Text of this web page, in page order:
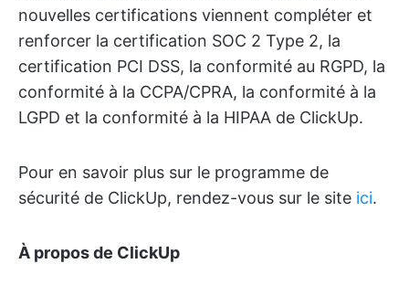
nouvelles certifications viennent compléter et
renforcer la certification SOC 2 Type 2, la
certification PCI DSS, la conformité au RGPD, la
conformité à la CCPA/CPRA, la conformité à la
LGPD et la conformité à la HIPAA de ClickUp.
Pour en savoir plus sur le programme de
sécurité de ClickUp, rendez-vous sur le site ici.
À propos de ClickUp